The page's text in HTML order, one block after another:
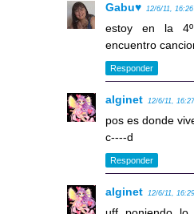
Gabu♥ 12/6/11, 16:26
estoy en la
encuentro
Responder
alginet 12/6/11, 16:27
pos es donde
c----d
Responder
alginet 12/6/11, 16:29